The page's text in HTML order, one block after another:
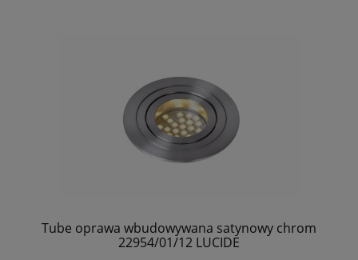
Tube oprawa wbudowywana satynowy chrom
22954/01/12 LUCIDE